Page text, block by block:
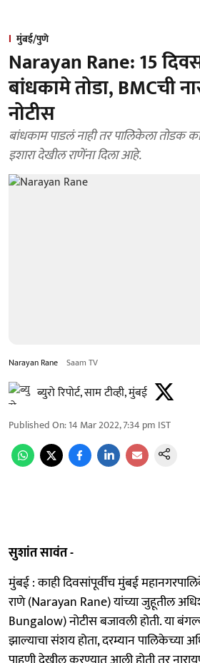
मुंबई/पुणे
Narayan Rane: 15
बांधकामे तोडा, BMCची
नोटीस
बांधकाम पाडलं नाही तर पालिकेला तोडक
इशारा देखील राणेंना दिला आहे.
Narayan Rane Saam TV
ब्युरो रिपोर्ट, साम टीव्ही, मुंबई
Published On:14 Mar 2022, 7:34 pm IST
सुशांत सावंत -
मुंबई : काही दिवसांपूर्वीच मुंबई
राणे (Narayan Rane) यांच्या जुहूतील
Bungalow) नोटीस बजावली होती. या
झाल्याचा संशय होता, दरम्यान पालिकेच्या